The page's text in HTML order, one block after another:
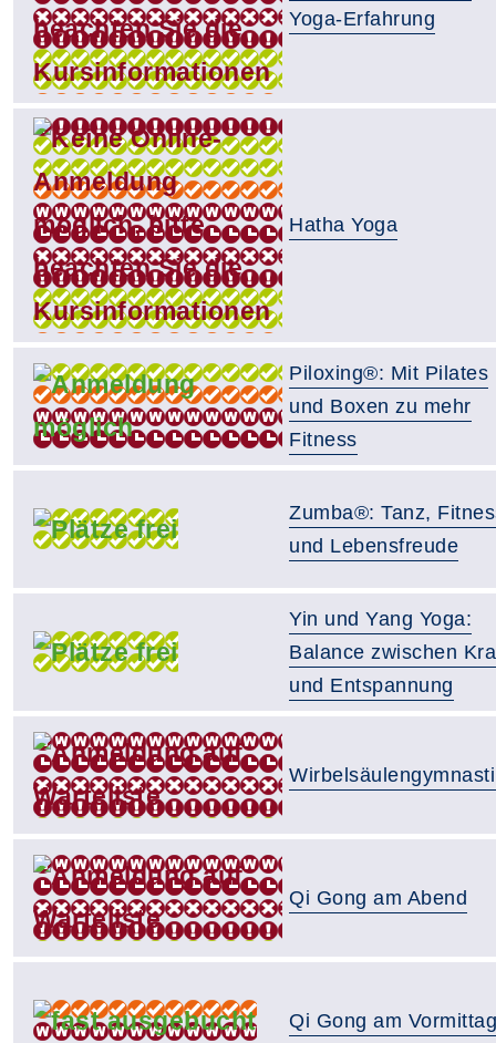
Yoga-Erfahrung
Hatha Yoga
Piloxing®: Mit Pilates
und Boxen zu mehr
Fitness
Zumba®: Tanz,
und Lebensfreude
Yin und Yang Yoga:
Balance zwischen
und Entspannung
Qi Gong am Abend
Qi Gong am Vormittag